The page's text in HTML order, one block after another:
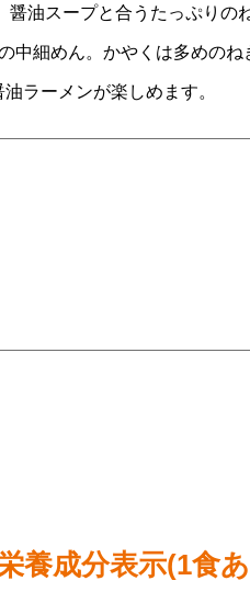
醤油スープと合うたっぷり
中細めん。かやくは多めの
ラーメンが楽しめます。
養成分表示(1食